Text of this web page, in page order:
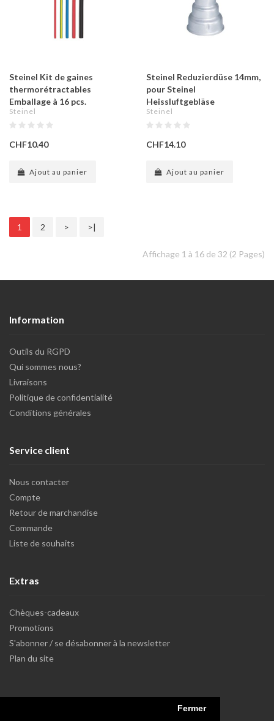
Fermer
Steinel Kit de gaines
thermorétractables
Emballage à 16 pcs.
Steinel
CHF10.40
Ajout au panier
Steinel Reduzierdüse 14mm,
pour Steinel
Heissluftgebläse
Steinel
CHF14.10
Ajout au panier
1 2 > >|
Affichage 1 à 16 de 32 (2 Pages)
Information
Outils du RGPD
Qui sommes nous?
Livraisons
Politique de confidentialité
Conditions générales
Service client
Nous contacter
Compte
Retour de marchandise
Commande
Liste de souhaits
Extras
Chèques-cadeaux
Promotions
S'abonner / se désabonner à la newsletter
Plan du site